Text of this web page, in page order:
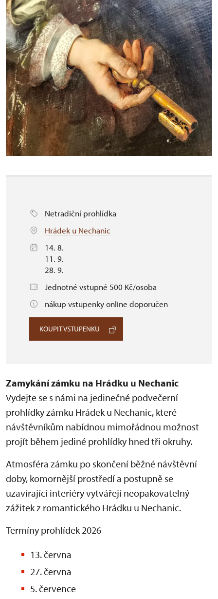
Netradiční prohlídka
Hrádek u Nechanic
14. 8.
11. 9.
28. 9.
Jednotné vstupné 500 Kč/osoba
nákup vstupenky online doporučen
KOUPIT VSTUPENKU
Zamykání zámku na Hrádku u Nechanic
Vydejte se s námi na jedinečné podvečerní
prohlídky zámku Hrádek u Nechanic, které
návštěvníkům nabídnou mimořádnou možnost
projít během jediné prohlídky hned tři okruhy.
Atmosféra zámku po skončení běžné návštěvní
doby, komornější prostředí a postupně se
uzavírající interiéry vytvářejí neopakovatelný
zážitek z romantického Hrádku u Nechanic.
Termíny prohlídek 2026
13. června
27. června
5. července